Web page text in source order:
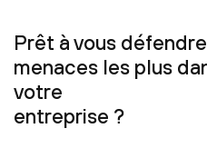
Prêt à vous
menaces les plus
votre
entreprise ?